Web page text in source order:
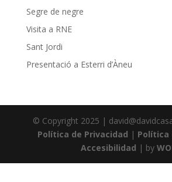
Segre de negre
Visita a RNE
Sant Jordi
Presentació a Esterri d’Àneu
© Copyright 2025 |
Política de Privacidad | Política
Accesibilidad | by